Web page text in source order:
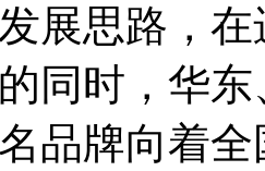
展思路，
同时，华
品牌向着